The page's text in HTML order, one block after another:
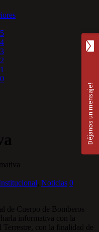
Noticias 0
de Cuerpo de Bomberos
informativa con la
Terrestre, con la finalidad de